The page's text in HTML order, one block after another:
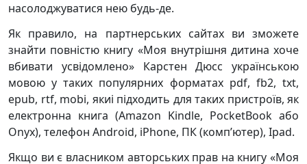
насолоджуватися нею будь-де.
Як правило, на партнерських сайтах ви зможете
знайти повністю книгу «Моя внутрішня дитина хоче
вбивати усвідомлено» Карстен Дюсс українською
мовою у таких популярних форматах pdf, fb2, txt,
epub, rtf, mobi, якиі підходить для таких пристроїв, як
електронна книга (Amazon Kindle, PocketBook або
Onyx), телефон Android, iPhone, ПК (комп’ютер), Ipad.
Якщо ви є власником авторських прав на книгу «Моя